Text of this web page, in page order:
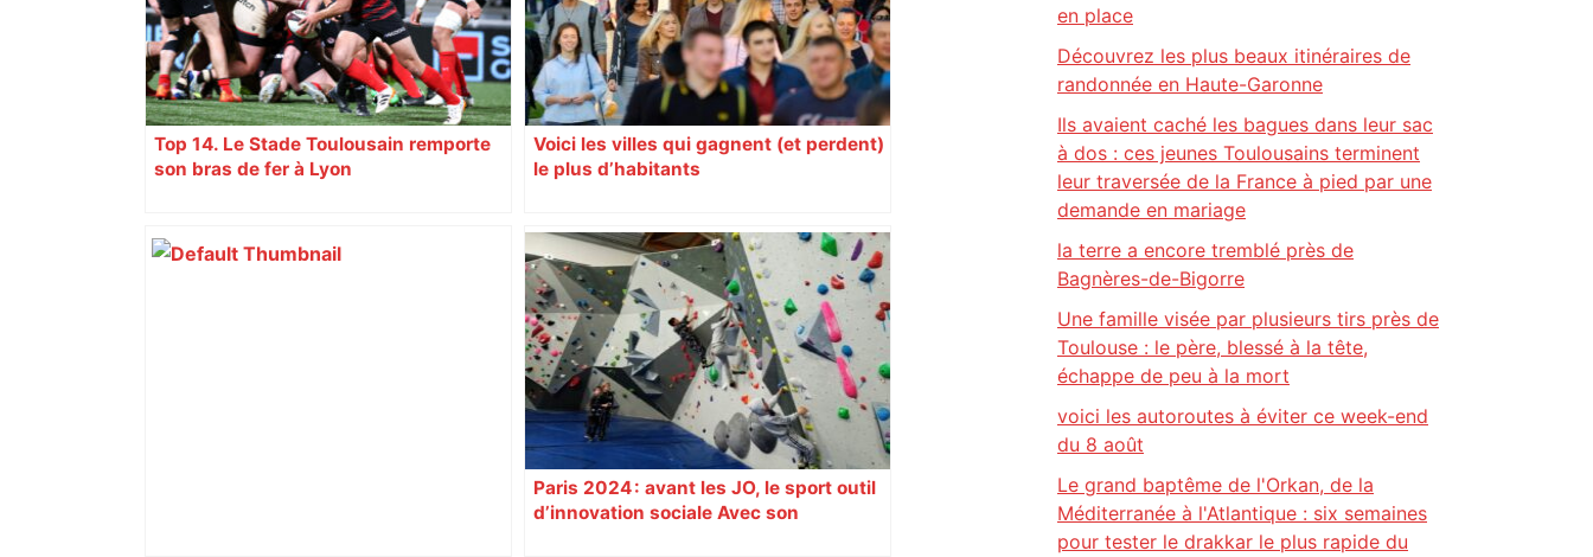
Top 14. Le Stade Toulousain remporte
son bras de fer à Lyon
Voici les villes qui gagnent (et perdent)
le plus d’habitants
Paris 2024 : avant les JO, le sport outil
d’innovation sociale Avec son
en place
Découvrez les plus beaux itinéraires de
randonnée en Haute-Garonne
Ils avaient caché les bagues dans leur sac
à dos : ces jeunes Toulousains terminent
leur traversée de la France à pied par une
demande en mariage
la terre a encore tremblé près de
Bagnères-de-Bigorre
Une famille visée par plusieurs tirs près de
Toulouse : le père, blessé à la tête,
échappe de peu à la mort
voici les autoroutes à éviter ce week-end
du 8 août
Le grand baptême de l'Orkan, de la
Méditerranée à l'Atlantique : six semaines
pour tester le drakkar le plus rapide du